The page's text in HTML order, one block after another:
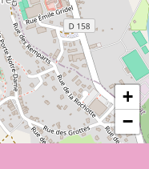
Wünsche zu
sie
Zahl der
von der
in Deneuvre.
+
−